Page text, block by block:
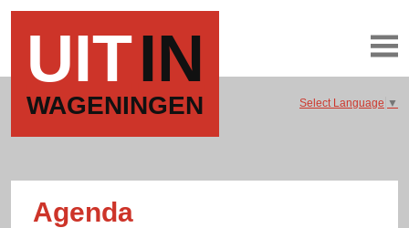
UITIN
WAGENINGEN Select Language ▼
Agenda